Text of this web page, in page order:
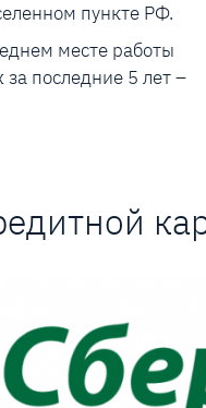
пункте РФ.
месте работы
последние 5 лет –